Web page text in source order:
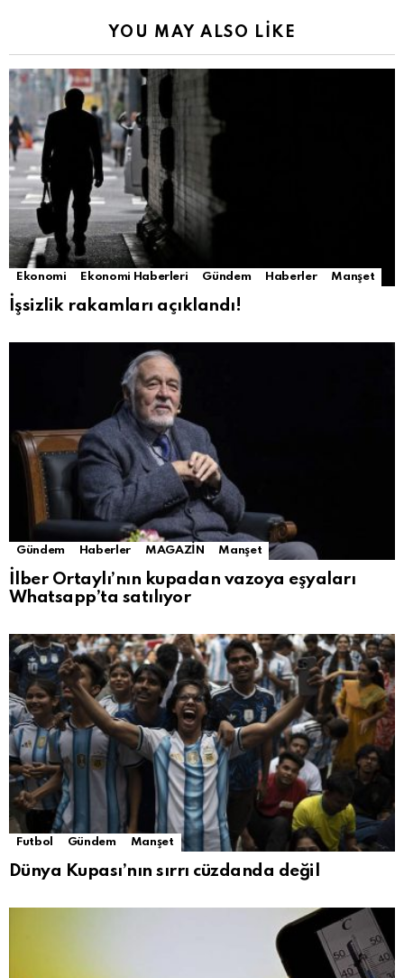
YOU MAY ALSO LIKE
Ekonomi Ekonomi Haberleri Gündem Haberler Manşet
İşsizlik rakamları açıklandı!
Gündem Haberler MAGAZİN Manşet
İlber Ortaylı’nın kupadan vazoya eşyaları
Whatsapp’ta satılıyor
Futbol Gündem Manşet
Dünya Kupası’nın sırrı cüzdanda değil